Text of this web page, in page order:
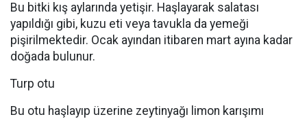
Bu bitki kış aylarında yetişir. Haşlayarak salatası
yapıldığı gibi, kuzu eti veya tavukla da yemeği
pişirilmektedir. Ocak ayından itibaren mart ayına kadar
doğada bulunur.
Turp otu
Bu otu haşlayıp üzerine zeytinyağı limon karışımı